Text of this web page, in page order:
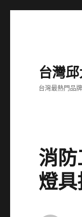
台灣
台灣最熱門品
消
燈